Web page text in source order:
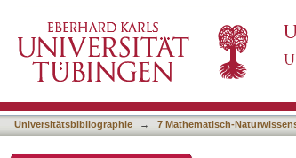
Yersinia enterocolitica exploits
host cells
Universitätsbibliographie → 7 Mathematisch-